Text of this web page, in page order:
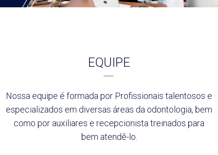
EQUIPE
Nossa equipe é formada por Profissionais talentosos e
especializados em diversas áreas da odontologia, bem
como por auxiliares e recepcionista treinados para
bem atendê-lo.